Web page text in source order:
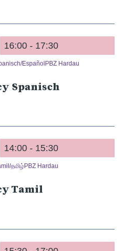
16:00 - 17:30
Español PBZ Hardau
Spanisch
14:00 - 15:30
தமிழ்PBZ Hardau
Tamil